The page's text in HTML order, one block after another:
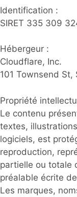
Identification :
SIRET 335 309
Hébergeur :
Cloudflare, Inc.
101 Townsend St,
Propriété
Le contenu
textes,
logiciels, est
reproduction,
partielle ou totale
préalable écrite
Les marques,